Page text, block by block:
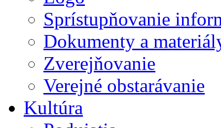
Sprístupňovanie
Dokumenty a
Zverejňovanie
Verejné obstarávanie
Kultúra